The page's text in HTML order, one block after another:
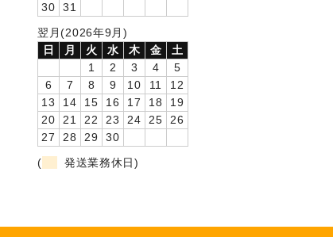
30
31
翌月(2026年9月)
日
月 火 水 木 金
土
1
2 3 4
5
6
7 8 9 10 11
12
13
14 15 16 17 18
19
20
21 22 23 24 25
26
27
28 29
30
(
発送業務休日)